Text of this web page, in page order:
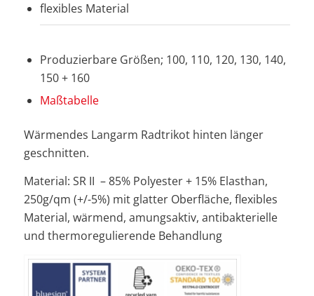
flexibles Material
Produzierbare Größen; 100, 110, 120, 130, 140,
150 + 160
Maßtabelle
Wärmendes Langarm Radtrikot hinten länger
geschnitten.
Material: SR II – 85% Polyester + 15% Elasthan,
250g/qm (+/-5%) mit glatter Oberfläche, flexibles
Material, wärmend, amungsaktiv, antibakterielle
und thermoregulierende Behandlung